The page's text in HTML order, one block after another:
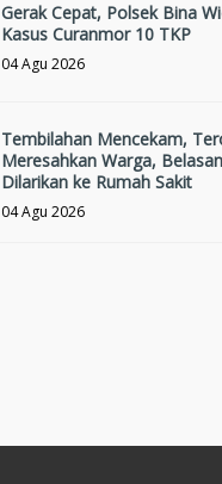
Gerak Cepat, Polsek Bina
Kasus Curanmor 10 TKP
04 Agu 2026
Tembilahan Mencekam,
Meresahkan Warga,
Dilarikan ke Rumah Sakit
04 Agu 2026